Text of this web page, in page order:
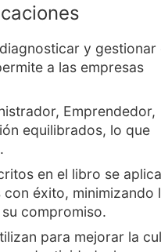
y gestionar
a las empresas
Emprendedor,
equilibrados, lo que
en el libro se
éxito, minimizando
compromiso.
para mejorar la